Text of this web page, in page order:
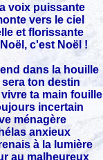
voix puissante
vers le ciel
et florissante
c'est Noël !
dans la houille
ton destin
ta main fouille
incertain
ménagère
anxieux
à la lumière
au malheureux